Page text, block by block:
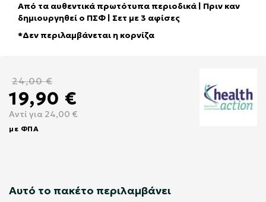
Από τα αυθεντικά πρωτότυπα περιοδικά | Πριν καν
δημιουργηθεί ο ΠΣΦ | Σετ με 3 αφίσες
*Δεν περιλαμβάνεται η κορνίζα
24,00 €
19,90 €
Αντί για 24,00 €
με ΦΠΑ
Αυτό το πακέτο περιλαμβάνει